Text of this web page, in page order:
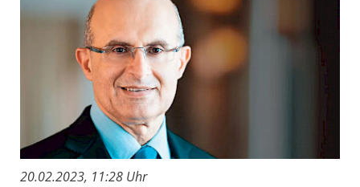
20.02.2023, 11:28 Uhr